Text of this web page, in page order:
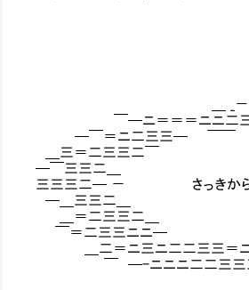
＿ _－＝─ニニニ二二
￣─ニ＝＝＝ニニ二三三三二
─￣＝ニ二三三─
＿三＝二三三
─￣三三
三三三二─ － さっきか
─＿三三
＿＝二三三二
￣＝二三三ニニ─
＿二＝ニ三ニ二二三三＝ニニ
￣ ─-ニニニ二二三三三三